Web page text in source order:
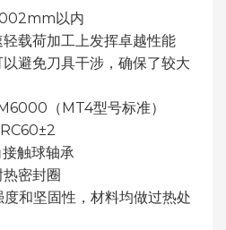
以内
载荷加工上发挥卓越性能
避免刀具干涉，确保了较大
（MT4型号标准）
触球轴承
密封圈
和坚固性，材料均做过热处